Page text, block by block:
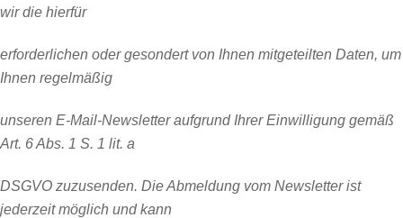
wir die hierfür
erforderlichen oder gesondert von Ihnen mitgeteilten Daten, um
Ihnen regelmäßig
unseren E-Mail-Newsletter aufgrund Ihrer Einwilligung gemäß
Art. 6 Abs. 1 S. 1 lit. a
DSGVO zuzusenden. Die Abmeldung vom Newsletter ist
jederzeit möglich und kann